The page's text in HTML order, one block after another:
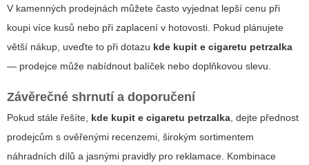
V kamenných prodejnách můžete často vyjednat lepší cenu při
koupi více kusů nebo při zaplacení v hotovosti. Pokud plánujete
větší nákup, uveďte to při dotazu kde kupit e cigaretu petrzalka
— prodejce může nabídnout balíček nebo doplňkovou slevu.
Závěrečné shrnutí a doporučení
Pokud stále řešíte, kde kupit e cigaretu petrzalka , dejte přednost
prodejcům s ověřenými recenzemi, širokým sortimentem
náhradních dílů a jasnými pravidly pro reklamace. Kombinace